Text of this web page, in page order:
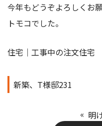
今年もどうぞよろしくお
トモコでした。
住宅｜工事中の注文住宅
新築、T様邸231
明